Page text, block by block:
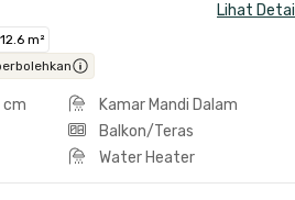
Lihat Detail
12.6 m²
cm
Kamar Mandi Dalam
Balkon/Teras
Water Heater